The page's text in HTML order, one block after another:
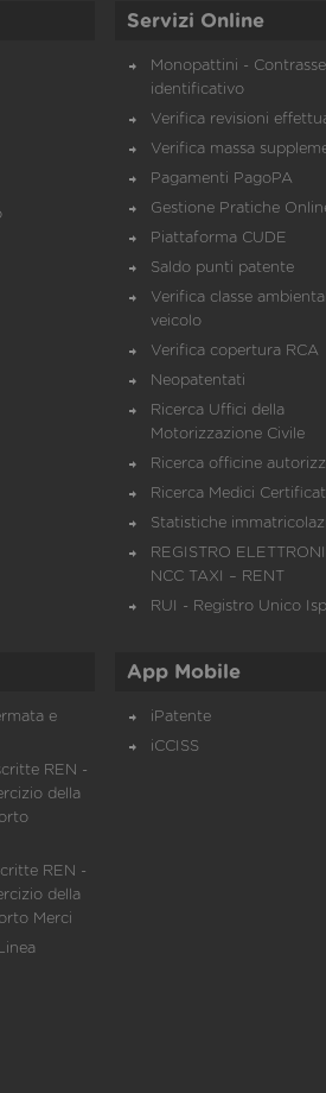
Servizi Online
Monopattini -
identificativo
Verifica revisioni
Verifica massa
Pagamenti PagoPA
Gestione Pratiche
Piattaforma CUDE
Saldo punti patente
Verifica classe
veicolo
Verifica copertura RCA
Neopatentati
Ricerca Uffici della
Motorizzazione Civile
Ricerca officine
Ricerca Medici
Statistiche
REGISTRO
NCC TAXI – RENT
RUI - Registro Unico
e
REN -
della
REN -
della
Merci
App Mobile
iPatente
iCCISS